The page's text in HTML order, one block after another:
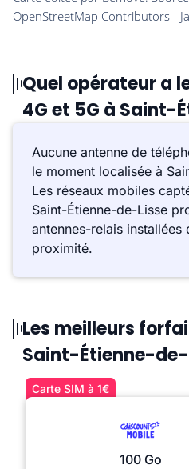
Quel opérateur a
4G et 5G à Saint-
Aucune antenne de
le moment localisée à
Les réseaux mobiles
Saint-Étienne-de-Lisse
antennes-relais installées
proximité.
Les meilleurs
Saint-Étienne-de-
Carte SIM à 1€
100 Go